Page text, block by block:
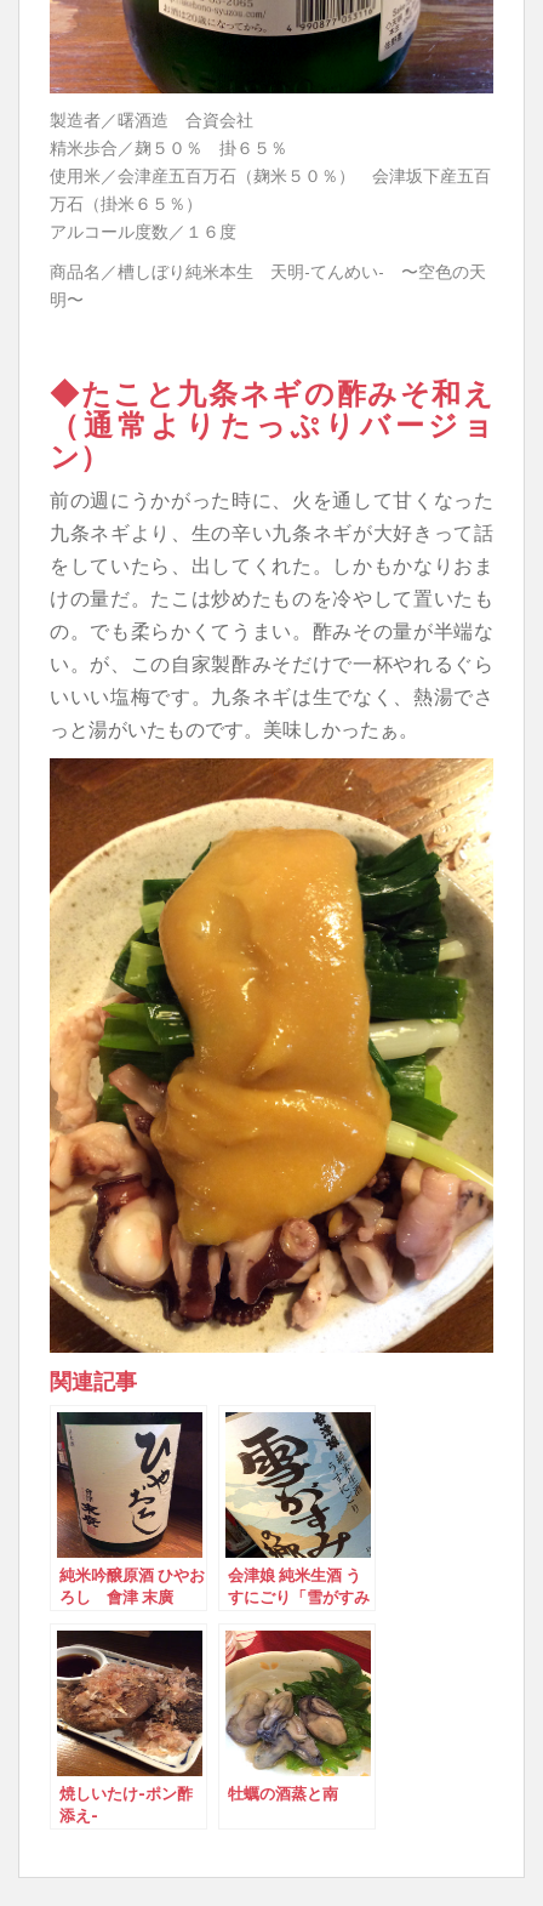
製造者／曙酒造 合資会社
精米歩合／麹５０％ 掛６５％
使用米／会津産五百万石（麹米５０％） 会津坂下産五百
万石（掛米６５％）
アルコール度数／１６度
商品名／槽しぼり純米本生 天明-てんめい- 〜空色の天
明〜
◆たこと九条ネギの酢みそ和え
（通常よりたっぷりバージョ
ン）
前の週にうかがった時に、火を通して甘くなった
九条ネギより、生の辛い九条ネギが大好きって話
をしていたら、出してくれた。しかもかなりおま
けの量だ。たこは炒めたものを冷やして置いたも
の。でも柔らかくてうまい。酢みその量が半端な
い。が、この自家製酢みそだけで一杯やれるぐら
いいい塩梅です。九条ネギは生でなく、熱湯でさ
っと湯がいたものです。美味しかったぁ。
関連記事
純米吟醸原酒 ひやお
ろし 會津 末廣
会津娘 純米生酒 う
すにごり「雪がすみ
焼しいたけ-ポン酢
添え-
牡蠣の酒蒸と南